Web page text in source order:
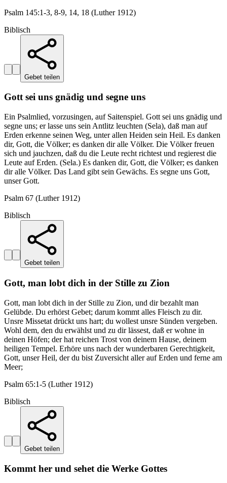
Psalm 145:1-3, 8-9, 14, 18 (Luther 1912)
Biblisch
Gebet teilen
Gott sei uns gnädig und segne uns
Ein Psalmlied, vorzusingen, auf Saitenspiel. Gott sei uns gnädig und
segne uns; er lasse uns sein Antlitz leuchten (Sela), daß man auf
Erden erkenne seinen Weg, unter allen Heiden sein Heil. Es danken
dir, Gott, die Völker; es danken dir alle Völker. Die Völker freuen
sich und jauchzen, daß du die Leute recht richtest und regierest die
Leute auf Erden. (Sela.) Es danken dir, Gott, die Völker; es danken
dir alle Völker. Das Land gibt sein Gewächs. Es segne uns Gott,
unser Gott.
Psalm 67 (Luther 1912)
Biblisch
Gebet teilen
Gott, man lobt dich in der Stille zu Zion
Gott, man lobt dich in der Stille zu Zion, und dir bezahlt man
Gelübde. Du erhörst Gebet; darum kommt alles Fleisch zu dir.
Unsre Missetat drückt uns hart; du wollest unsre Sünden vergeben.
Wohl dem, den du erwählst und zu dir lässest, daß er wohne in
deinen Höfen; der hat reichen Trost von deinem Hause, deinem
heiligen Tempel. Erhöre uns nach der wunderbaren Gerechtigkeit,
Gott, unser Heil, der du bist Zuversicht aller auf Erden und ferne am
Meer;
Psalm 65:1-5 (Luther 1912)
Biblisch
Gebet teilen
Kommt her und sehet die Werke Gottes